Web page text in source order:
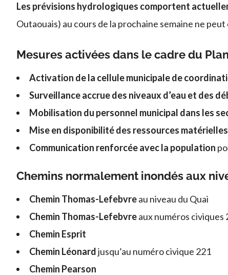
Les prévisions hydrologiques comportent
Outaouais) au cours de la prochaine semaine ne peut
Mesures activées dans le cadre du
Activation de la cellule municipale de
Surveillance accrue des niveaux d’eau et des
Mobilisation du personnel municipal dans les
Mise en disponibilité des ressources matérielles
Communication renforcée avec la population
Chemins normalement inondés aux
Chemin Thomas-Lefebvreau niveau du Quai
Chemin Thomas-Lefebvreaux numéros civiques
Chemin Esprit
Chemin Léonardjusqu’au numéro civique 221
Chemin Pearson